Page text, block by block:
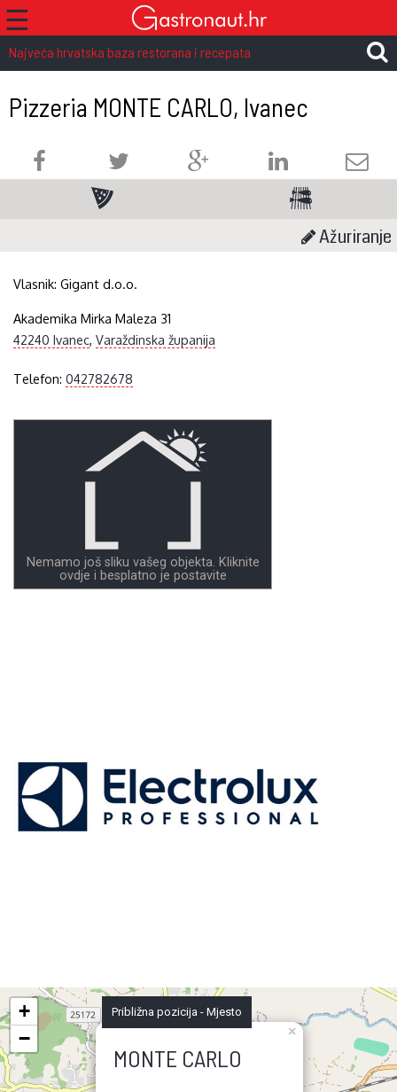
☰
Najveća hrvatska baza restorana i recepata
Pizzeria MONTE CARLO, Ivanec
Ažuriranje
Vlasnik:Gigant d.o.o.
Akademika Mirka Maleza 31
42240 Ivanec,Varaždinska županija
Telefon:042782678
Nemamo još sliku vašeg objekta. Kliknite
ovdje i besplatno je postavite
MONTE CARLO
×
+
−
Približna pozicija - Mjesto